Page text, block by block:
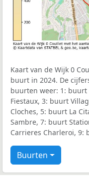
Kaart van de Wijk 0
buurt in 2024. De
buurten weer: 1: buurt
Fiestaux, 3: buurt
Cloches, 5: buurt La
Sambre, 7: buurt
Carrieres Charleroi, 9:
Buurten